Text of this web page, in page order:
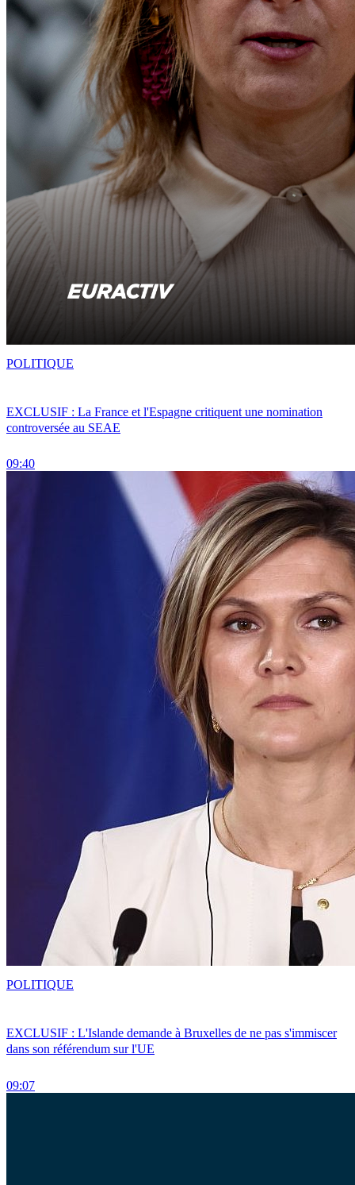
EXCLUSIF : La France et l'Espagne critiquent une nomination
controversée au SEAE
09:40
POLITIQUE
EXCLUSIF : L'Islande demande à Bruxelles de ne pas s'immiscer
dans son référendum sur l'UE
09:07
POLITIQUE